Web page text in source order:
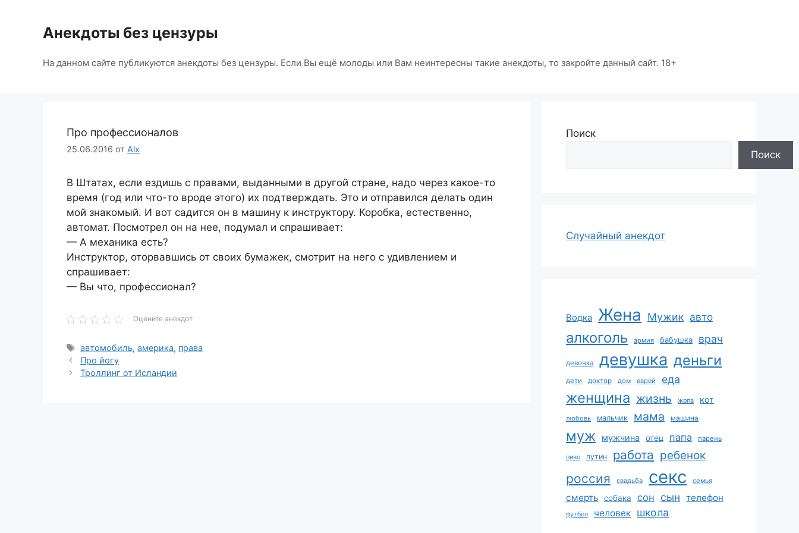
содержимомуАнекдоты без цензуры
На данном сайте публикуются анекдоты без цензуры. Если Вы ещё молоды или Вам неинтересны такие анекдоты, то закройте данный сайт. 18+
Про профессионалов
25.06.2016 от Alx
В Штатах, если ездишь с правами, выданными в другой стране, надо через какое-то
время (год или что-то вроде этого) их подтверждать. Это и отправился делать один
мой знакомый. И вот садится он в машину к инструктору. Коробка, естественно,
автомат. Посмотрел он на нее, подумал и спрашивает:
— А механика есть?
Инструктор, оторвавшись от своих бумажек, смотрит на него с удивлением и
спрашивает:
— Вы что, профессионал?
Оцените анекдот
Метки
автомобиль,америка, права
Про йогу
Троллинг от Исландии
Поиск
Поиск
Случайный анекдот
Водка Жена Мужик авто
алкоголь армия бабушка врач
девочка девушка деньги
дети доктор дом еврей еда
женщина жизнь жопа кот
любовь мальчик мама машина
муж мужчина отец папа парень
пиво путин работа ребенок
россия свадьба секс семья
смерть собака сон сын телефон
футбол человек школа